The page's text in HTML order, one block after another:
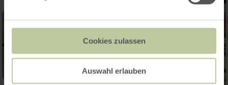
Cookies zulassen
Auswahl erlauben